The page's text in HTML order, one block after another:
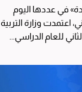
في عددها اليوم
اعتمدت وزارة التربية
للعام الدراسي...